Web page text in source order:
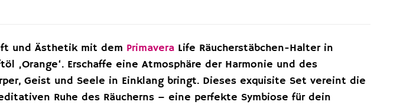
und Ästhetik mit dem Primavera Life Räucherstäbchen-Halter in
‚Orange‘. Erschaffe eine Atmosphäre der Harmonie und des
Geist und Seele in Einklang bringt. Dieses exquisite Set vereint die
Ruhe des Räucherns – eine perfekte Symbiose für dein